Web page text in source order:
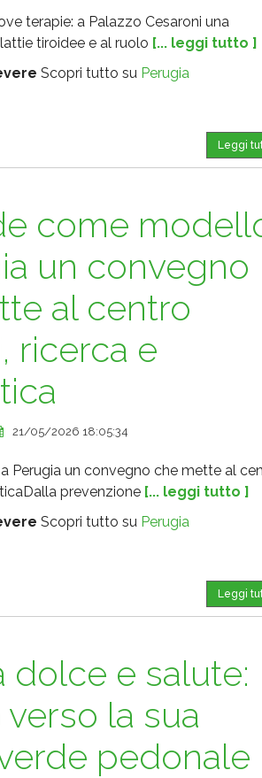
terapie: a Palazzo Cesaroni una
tiroidee e al ruolo [... leggi tutto ]
Scopri tutto su Perugia
Leggi
come
un convegno
al centro
ricerca e
21/05/2026 18:05:34
Perugia un convegno che mette al
prevenzione [... leggi tutto ]
Scopri tutto su Perugia
Leggi
dolce e salute:
verso la sua
pedonale